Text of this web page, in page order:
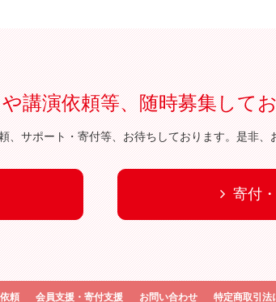
講演依頼等、随時募集して
、サポート・寄付等、お待ちしております。是非
寄付
頼 会員支援・寄付支援 お問い合わせ 特定商取引法